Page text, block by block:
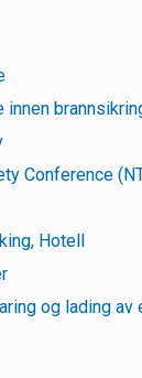
Conference
Hotell
og lading